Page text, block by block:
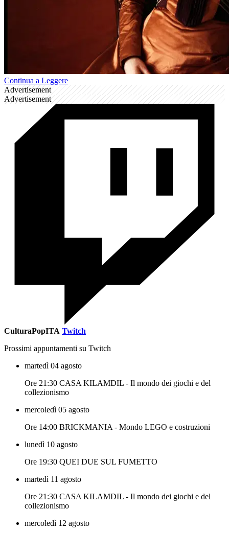
Continua a Leggere
Advertisement
Advertisement
CulturaPopITA Twitch
Prossimi appuntamenti su Twitch
martedì 04 agosto
Ore 21:30 CASA KILAMDIL - Il mondo dei giochi e del
collezionismo
mercoledì 05 agosto
Ore 14:00 BRICKMANIA - Mondo LEGO e costruzioni
lunedì 10 agosto
Ore 19:30 QUEI DUE SUL FUMETTO
martedì 11 agosto
Ore 21:30 CASA KILAMDIL - Il mondo dei giochi e del
collezionismo
mercoledì 12 agosto